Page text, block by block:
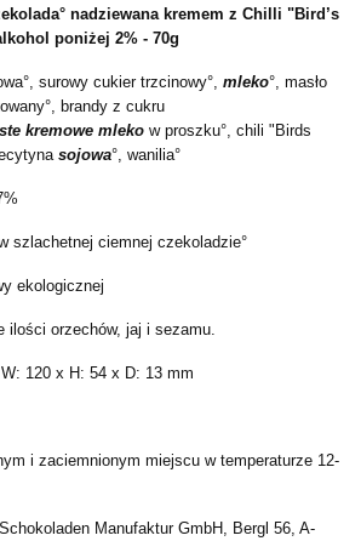
nadziewana kremem z Chilli "Bird’s
poniżej 2% - 70g
surowy cukier trzcinowy°, mleko°, masło
brandy z cukru
kremowe mleko w proszku°, chili "Birds
sojowa°, wanilia°
szlachetnej ciemnej czekoladzie°
ekologicznej
ilości orzechów, jaj i sezamu.
120 x H: 54 x D: 13 mm
i zaciemnionym miejscu w temperaturze 12-
Manufaktur GmbH, Bergl 56, A-